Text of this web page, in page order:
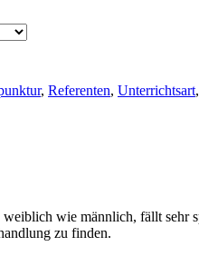
, Referenten, Unterrichtsart,
wie männlich, fällt sehr
zu finden.